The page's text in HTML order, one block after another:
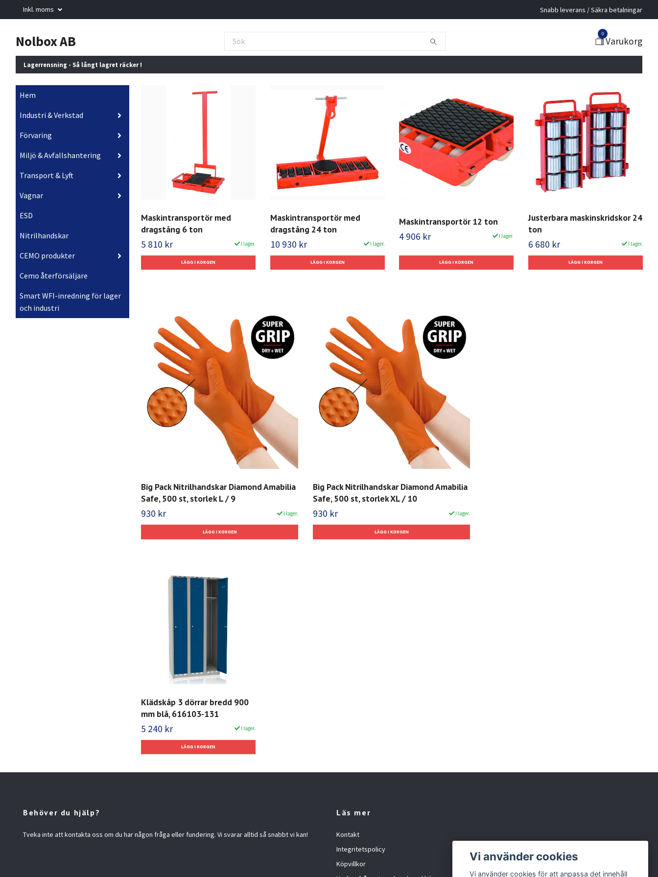
Inkl. moms Snabb leverans / Säkra betalningar
Nolbox AB 0
Varukorg
Lagerrensning - Så långt lagret räcker !
Hem
Industri & Verkstad
Förvaring
Miljö & Avfallshantering
Transport & Lyft
Vagnar
ESD
Nitrilhandskar
CEMO produkter
Cemo återförsäljare
Smart WFI-inredning för lager
och industri
Maskintransportör med
dragstång 6 ton
5 810 kr I lager.
Maskintransportör med
dragstång 24 ton
10 930 kr I lager.
Maskintransportör 12 ton
4 906 kr I lager.
Justerbara maskinskridskor 24
ton
6 680 kr I lager.
Big Pack Nitrilhandskar Diamond Amabilia
Safe, 500 st, storlek L / 9
930 kr I lager.
Big Pack Nitrilhandskar Diamond Amabilia
Safe, 500 st, storlek XL / 10
930 kr I lager.
Klädskåp 3 dörrar bredd 900
mm blå, 616103-131
5 240 kr I lager.
Behöver du hjälp?
Tveka inte att kontakta oss om du har någon fråga eller fundering. Vi svarar alltid så snabbt vi kan!
Läs mer
Kontakt
Integritetspolicy
Köpvillkor
Vi använder cookies
Vi använder cookies för att anpassa det innehåll